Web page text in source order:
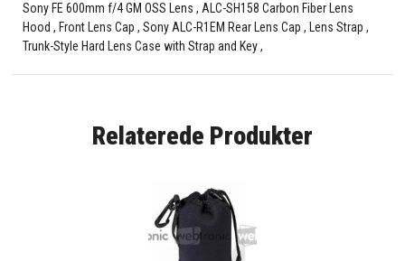
Sony FE 600mm f/4 GM OSS Lens , ALC-SH158 Carbon Fiber Lens
Hood , Front Lens Cap , Sony ALC-R1EM Rear Lens Cap , Lens Strap ,
Trunk-Style Hard Lens Case with Strap and Key ,
Relaterede Produkter